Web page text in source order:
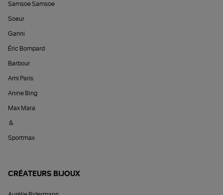
Samsoe Samsoe
Soeur
Ganni
Éric Bompard
Barbour
Ami Paris
Anine Bing
Max Mara
&
Sportmax
CRÉATEURS BIJOUX